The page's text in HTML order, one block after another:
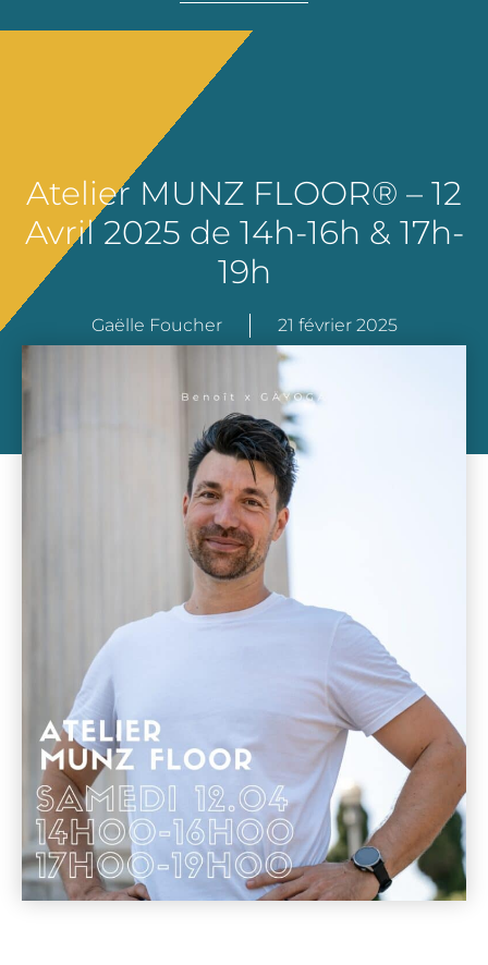
Atelier MUNZ FLOOR® – 12
Avril 2025 de 14h-16h & 17h-
19h
Gaëlle Foucher 21 février 2025